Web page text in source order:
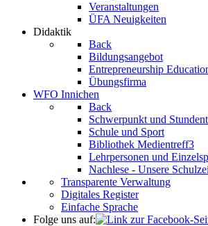
Veranstaltungen
ÜFA Neuigkeiten
Didaktik
Back
Bildungsangebot
Entrepreneurship
Übungsfirma
WFO Innichen
Back
Schwerpunkt und
Schule und Sport
Bibliothek Medientreff3
Lehrpersonen und
Nachlese - Unsere
Transparente Verwaltung
Digitales Register
Einfache Sprache
Folge uns auf: